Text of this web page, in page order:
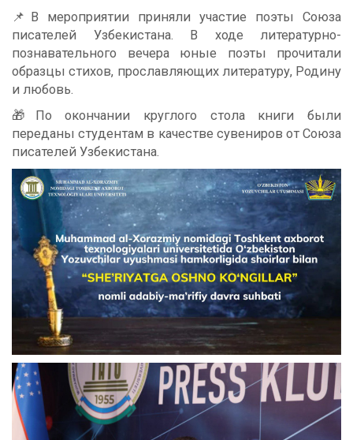
📌В мероприятии приняли участие поэты Союза
писателей Узбекистана. В ходе литературно-
познавательного вечера юные поэты прочитали
образцы стихов, прославляющих литературу, Родину
и любовь.
🎁По окончании круглого стола книги были
переданы студентам в качестве сувениров от Союза
писателей Узбекистана.